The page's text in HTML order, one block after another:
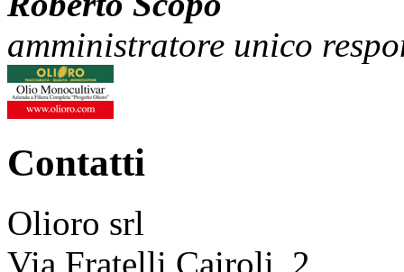
amministratore unico
Contatti
Olioro srl
Via Fratelli Cairoli, 2